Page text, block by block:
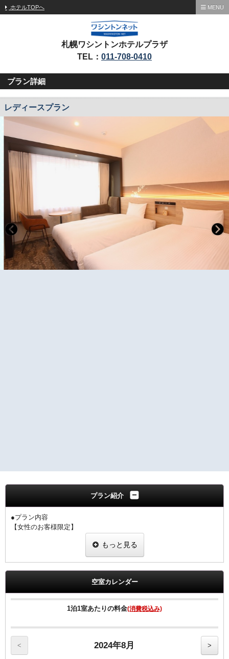
ホテルTOPへ MENU
札幌ワシントンホテルプラザ
TEL： 011-708-0410
プラン詳細
レディースプラン
プラン紹介
●プラン内容
【女性のお客様限定】
・当プランでご予約のお客様には選べるグッズをプレゼント
※男性のお客様はご予約いただけませんので、他のプランをご予約下
◆個別空調システム
◆Wi-Fi接続・有線LAN接続のインターネット環境無料
◆消臭除菌スプレー設置
もっと見る
空室カレンダー
1泊1室あたりの料金(消費税込み)
< 2024年8月 >